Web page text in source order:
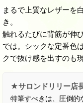
まるで上質なレザーを
き。
触れるたびに背筋が伸
では。シックな定番色
クで抜け感を出すのも
★サロンドリリー店
特筆すべきは、圧倒的